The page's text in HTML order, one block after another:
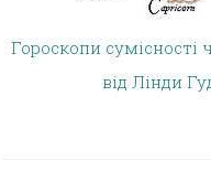
Гороскопи сумісності
від Лінди